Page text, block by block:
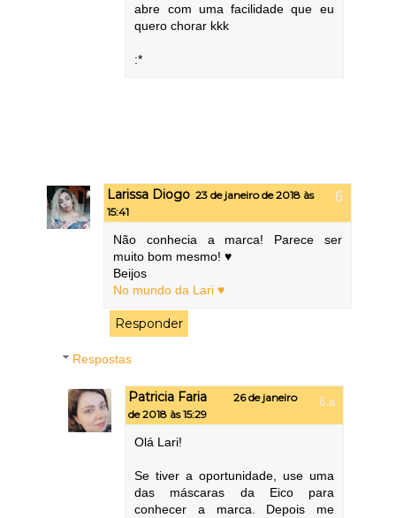
abre com uma facilidade que eu
quero chorar kkk
:*
Larissa Diogo 23 de janeiro de 2018 às
15:41
Não conhecia a marca! Parece ser
muito bom mesmo! ♥
Beijos
No mundo da Lari ♥
Responder
Respostas
Patricia Faria
26 de janeiro
de 2018 às 15:29
Olá Lari!
Se tiver a oportunidade, use uma
das máscaras da Eico para
conhecer a marca. Depois me